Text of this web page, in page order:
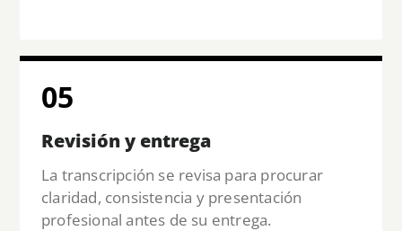
05
Revisión y entrega
La transcripción se revisa para procurar
claridad, consistencia y presentación
profesional antes de su entrega.